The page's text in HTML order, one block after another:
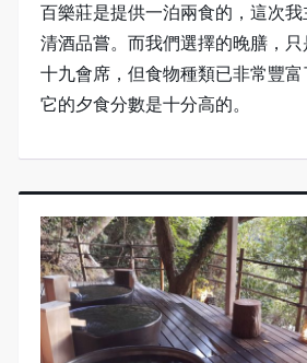
百樂莊是提供一泊兩食的，這次
清酒品嘗。而我們選擇的晚膳，
十九會席，但食物種類已非常豐富
它的夕食分數是十分高的。